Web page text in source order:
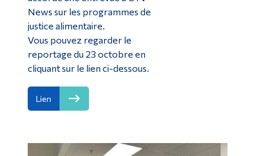
News sur les programmes de
justice alimentaire.
Vous pouvez regarder le
reportage du 23 octobre en
cliquant sur le lien ci-dessous.
Lien